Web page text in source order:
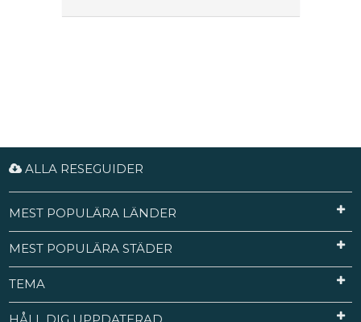
ALLA RESEGUIDER
MEST POPULÄRA LÄNDER
MEST POPULÄRA STÄDER
TEMA